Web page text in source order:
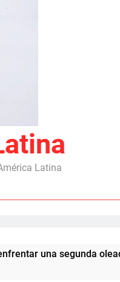
argentina podría enfrentar
con China supera los
Latina
segunda oleada de